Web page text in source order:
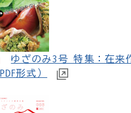
ゆざのみ3号 特集：在来
形式）